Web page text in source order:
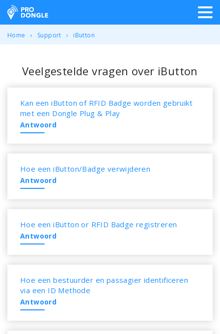
ProDongle Track & Trace
Home Support iButton
Veelgestelde vragen over iButton
Kan een iButton of RFID Badge worden gebruikt
met een Dongle Plug & Play
Antwoord
Hoe een iButton/Badge verwijderen
Antwoord
Hoe een iButton or RFID Badge registreren
Antwoord
Hoe een bestuurder en passagier identificeren
via een ID Methode
Antwoord